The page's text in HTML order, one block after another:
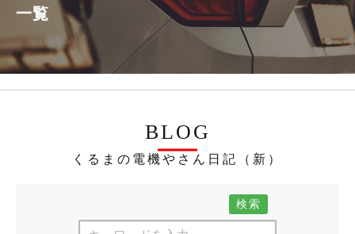
一覧
BLOG
くるまの電機やさん日記（新）
検索